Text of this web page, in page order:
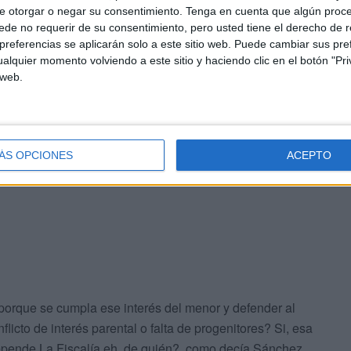
otorgar o negar su consentimiento. Tenga en cuenta que algún
no requerir de su consentimiento, pero usted tiene el derecho de
se aplicarán solo a este sitio web. Puede cambiar sus
momento volviendo a este sitio y haciendo clic en el botón
OPCIONES ACEPTO
comisión a las islas para investigar estas
PSOE, Unidas Podemos y Los Verdes. En el caso del
sentencia que obliga a impartir al menos el 25% de
escrache a la puerta del colegio y apedreos de su
Una atrocidad que finalmente se ha
se cumpla ese interés del menor y defender al
de interés parental o falta de progenitores? Si, esa